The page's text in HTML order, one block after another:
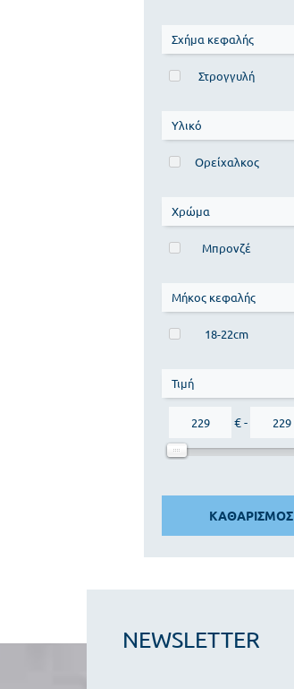
Σχήμα κεφαλής
Στρογγυλή
Υλικό
Ορείχαλκος
Χρώμα
Μπρονζέ
Μήκος κεφαλής
18-22cm
Τιμή
€ -
ΚΑΘΑΡΙΣΜΟΣ
NEWSLETTER